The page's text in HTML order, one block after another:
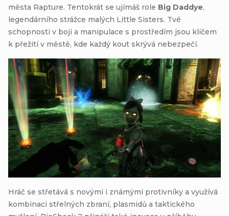
města Rapture. Tentokrát se ujímáš role Big Daddye,
legendárního strážce malých Little Sisters. Tvé
schopnosti v boji a manipulace s prostředím jsou klíčem
k přežití v městě, kde každý kout skrývá nebezpečí.
Hráč se střetává s novými i známými protivníky a využívá
kombinaci střelných zbraní, plasmidů a taktického